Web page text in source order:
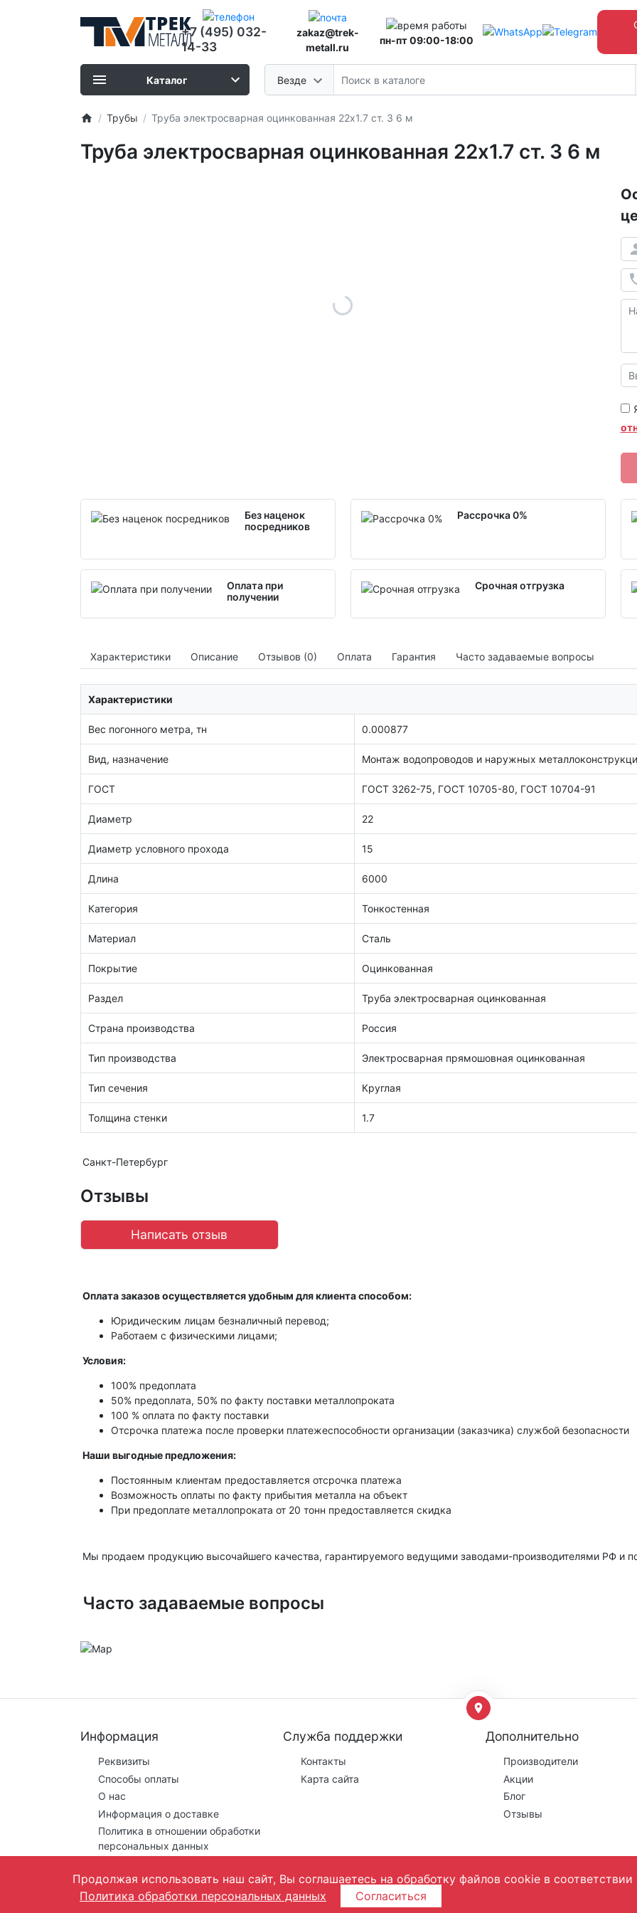
+7 (495) 032-
14-33
zakaz@trek-
metall.ru
пн-пт 09:00-18:00
Везде
Каталог
Трубы Труба электросварная оцинкованная 22х1.7 ст. 3 6 м
Труба электросварная оцинкованная 22х1.7 ст. 3 6 м
Без наценок
посредников
Рассрочка 0%
Оплата при
получении
Срочная отгрузка
Характеристики Описание Отзывов (0) Оплата Гарантия Часто задаваемые вопросы
Характеристики
Вес погонного метра, тн 0.000877
Вид, назначение Монтаж водопроводов и наружных
ГОСТ ГОСТ 3262-75, ГОСТ 10705-80, ГОСТ 10704-91
Диаметр 22
Диаметр условного прохода 15
Длина 6000
Категория Тонкостенная
Материал Сталь
Покрытие Оцинкованная
Раздел Труба электросварная оцинкованная
Страна производства Россия
Тип производства Электросварная прямошовная оцинкованная
Тип сечения Круглая
Толщина стенки 1.7
Санкт-Петербург
Отзывы
Написать отзыв
Оплата заказов осуществляется удобным для клиента способом:
Юридическим лицам безналичный перевод;
Работаем с физическими лицами;
Условия:
100% предоплата
50% предоплата, 50% по факту поставки металлопроката
100 % оплата по факту поставки
Отсрочка платежа после проверки платежеспособности организации (заказчика) службой безопасности
Наши выгодные предложения:
Постоянным клиентам предоставляется отсрочка платежа
Возможность оплаты по факту прибытия металла на объект
При предоплате металлопроката от 20 тонн предоставляется скидка
Мы продаем продукцию высочайшего качества, гарантируемого ведущими заводами-производителями РФ и
Часто задаваемые вопросы
Информация
Реквизиты
Способы оплаты
О нас
Информация о доставке
Политика в отношении обработки
персональных данных
Служба поддержки
Контакты
Карта сайта
Дополнительно
Производители
Акции
Блог
Отзывы
Предложения на сайте не являются публичной офертой! Цены могут поменяться, они уточняются менеджером
Продолжая использовать наш сайт, Вы соглашаетесь на обработку файлов cookie в соответствии
Политика обработки персональных данных
Согласиться